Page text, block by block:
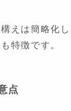
えは簡略化
特徴です。
点